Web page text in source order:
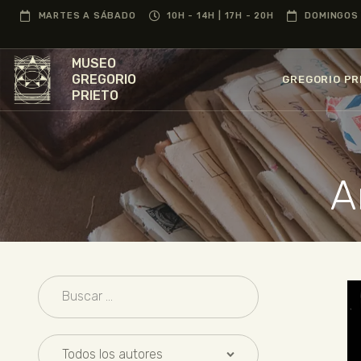
MARTES A SÁBADO 10H - 14H | 17H - 20H
MUSEO
GREGORIO
PRIETO
GREGORIO